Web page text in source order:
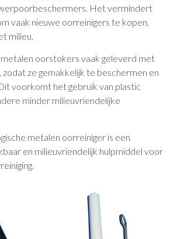
Het vermindert
vaak nieuwe oorreinigers te kopen,
milieu.
oorstokers vaak geleverd met
ze gemakkelijk te beschermen en
voorkomt het gebruik van plastic
minder milieuvriendelijke
metalen oorreiniger is een
en milieuvriendelijk hulpmiddel voor